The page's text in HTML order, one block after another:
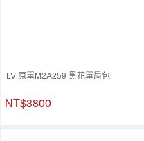
LV 原單M2A259 黑花單肩包
NT$3800